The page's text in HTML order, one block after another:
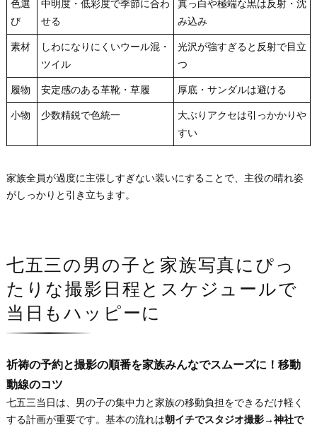
色選
び
中明度・低彩度で季節に合わ
せる
真っ白や極端な黒は反射・沈
み込み
素材
しわになりにくいウール混・
ツイル
光沢が強すぎると反射で目立
つ
履物 安定感のある革靴・草履 厚底・サンダルは避ける
小物 少数精鋭で色統一
大ぶりアクセは引っかかりや
すい
家族全員が過度に主張しすぎない装いにすることで、主役の晴れ姿
がしっかりと引き立ちます。
七五三の男の子と家族写真にぴっ
たりな撮影日程とスケジュールで
当日もハッピーに
祈祷の予約と撮影の順番を家族みんなでスムーズに！移動
動線のコツ
七五三当日は、男の子の集中力と家族の移動負担をできるだけ軽く
する計画が重要です。基本の流れは朝イチでスタジオ撮影→神社で